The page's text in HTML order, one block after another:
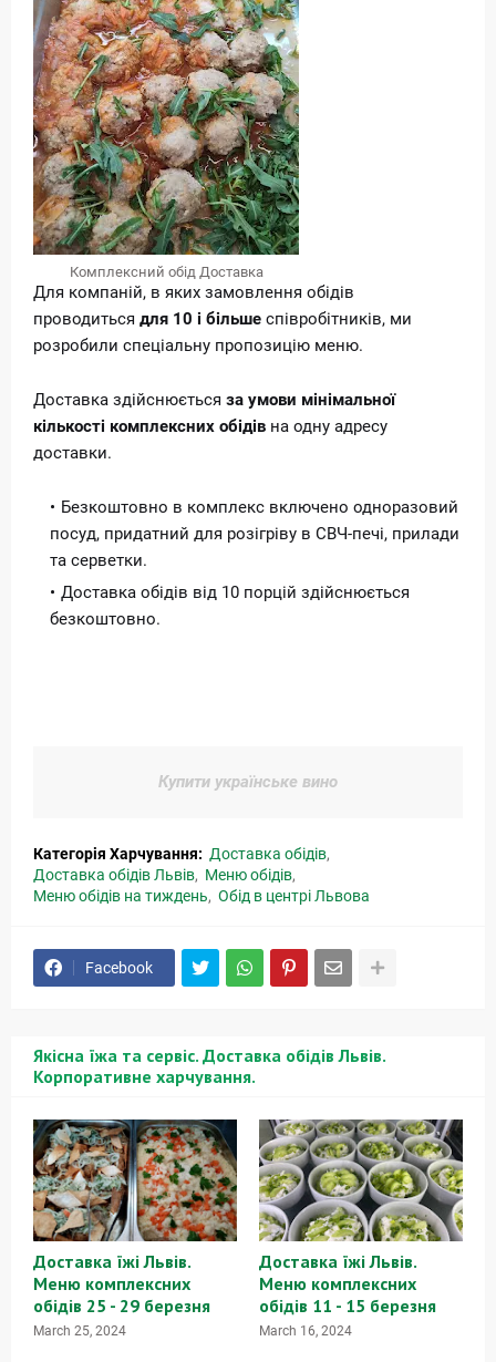
Комплексний обід Доставка
Для компаній, в яких замовлення обідів
проводиться для 10 і більше співробітників, ми
розробили спеціальну пропозицію меню.
Доставка здійснюється за умови мінімальної
кількості комплексних обідів на одну адресу
доставки.
Безкоштовно в комплекс включено одноразовий
посуд, придатний для розігріву в СВЧ-печі, прилади
та серветки.
Доставка обідів від 10 порцій здійснюється
безкоштовно.
Купити українське вино
Категорія Харчування: Доставка обідів
Доставка обідів Львів
Меню обідів
Меню обідів на тиждень
Обід в центрі Львова
Facebook
Якісна їжа та сервіс. Доставка обідів Львів.
Корпоративне харчування.
Доставка їжі Львів.
Меню комплексних
обідів 25 - 29 березня
March 25, 2024
Доставка їжі Львів.
Меню комплексних
обідів 11 - 15 березня
March 16, 2024